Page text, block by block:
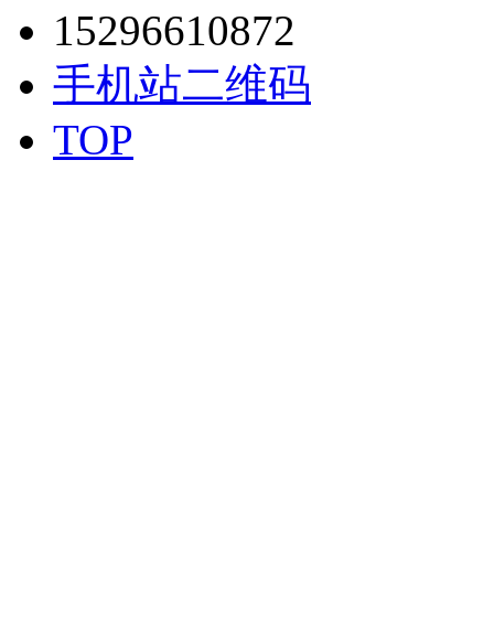
15296610872
手机站二维码
TOP